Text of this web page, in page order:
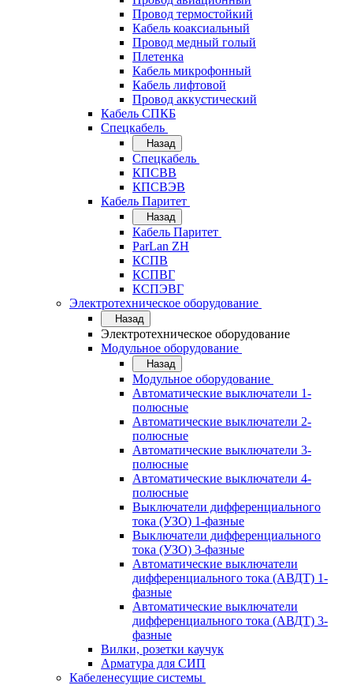
Провод термостойкий
Кабель коаксиальный
Провод медный голый
Плетенка
Кабель микрофонный
Кабель лифтовой
Провод аккустический
Кабель СПКБ
Спецкабель
Назад
Спецкабель
КПСВВ
КПСВЭВ
Кабель Паритет
Назад
Кабель Паритет
ParLan ZH
КСПВ
КСПВГ
КСПЭВГ
Электротехническое оборудование
Назад
Электротехническое оборудование
Модульное оборудование
Назад
Модульное оборудование
Автоматические выключатели 1-
полюсные
Автоматические выключатели 2-
полюсные
Автоматические выключатели 3-
полюсные
Автоматические выключатели 4-
полюсные
Выключатели дифференциального
тока (УЗО) 1-фазные
Выключатели дифференциального
тока (УЗО) 3-фазные
Автоматические выключатели
дифференциального тока (АВДТ) 1-
фазные
Автоматические выключатели
дифференциального тока (АВДТ) 3-
фазные
Вилки, розетки каучук
Арматура для СИП
Кабеленесущие системы